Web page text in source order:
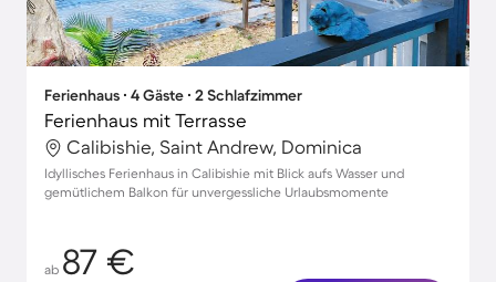
Ferienhaus ∙ 4 Gäste ∙ 2 Schlafzimmer
Ferienhaus mit Terrasse
Calibishie, Saint Andrew, Dominica
Idyllisches Ferienhaus in Calibishie mit Blick aufs Wasser und
gemütlichem Balkon für unvergessliche Urlaubsmomente
ab 87 €